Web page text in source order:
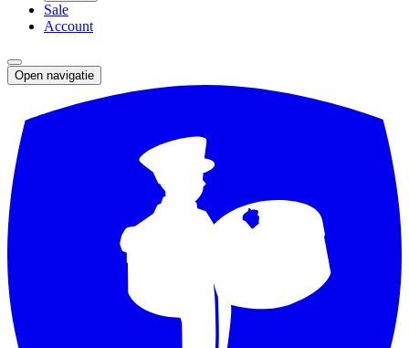
Sale
Account
Open navigatie